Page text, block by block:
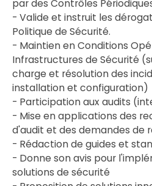
par des Contrôles
- Valide et instruit les
Politique de Sécurité.
- Maintien en Conditions
Infrastructures de Sécurité
charge et résolution des
installation et configuration)
- Participation aux audits
- Mise en applications des
d'audit et des demandes de
- Rédaction de guides et
- Donne son avis pour
solutions de sécurité